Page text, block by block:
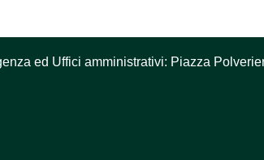
ed Uffici amministrativi: Piazza